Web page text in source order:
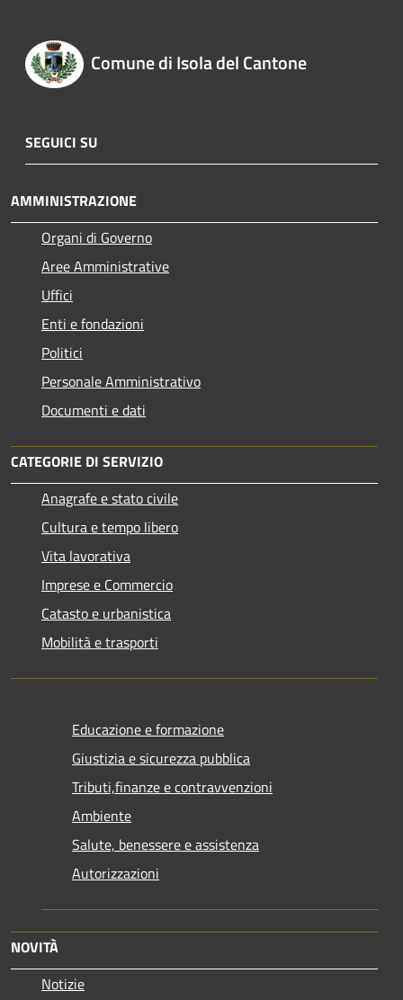
Comune di Isola del Cantone
SEGUICI SU
AMMINISTRAZIONE
Organi di Governo
Aree Amministrative
Uffici
Enti e fondazioni
Politici
Personale Amministrativo
Documenti e dati
CATEGORIE DI SERVIZIO
Anagrafe e stato civile
Cultura e tempo libero
Vita lavorativa
Imprese e Commercio
Catasto e urbanistica
Mobilità e trasporti
Educazione e formazione
Giustizia e sicurezza pubblica
Tributi,finanze e contravvenzioni
Ambiente
Salute, benessere e assistenza
Autorizzazioni
NOVITÀ
Notizie